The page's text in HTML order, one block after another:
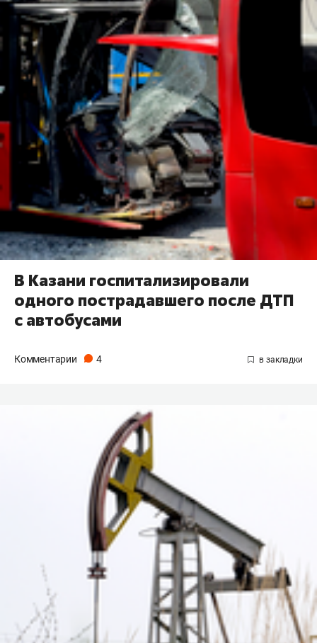
В Казани госпитализировали
одного пострадавшего после ДТП
с автобусами
Комментарии 4